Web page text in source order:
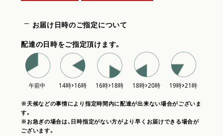
お届け日時のご指定について
配達の日時をご指定頂けます。
※天候などの事情により指定時間内に配達が出来ない場合がございま
す。
※お急ぎの場合は、日時指定がない方がより早くお届けできる場合が
ございます。